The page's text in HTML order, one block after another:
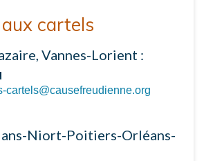
cartels
Vannes-Lorient :
cartels@causefreudienne.org
Niort-Poitiers-Orléans-